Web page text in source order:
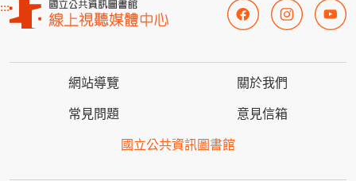
:::
網站導覽 關於我們
常見問題 意見信箱
國立公共資訊圖書館